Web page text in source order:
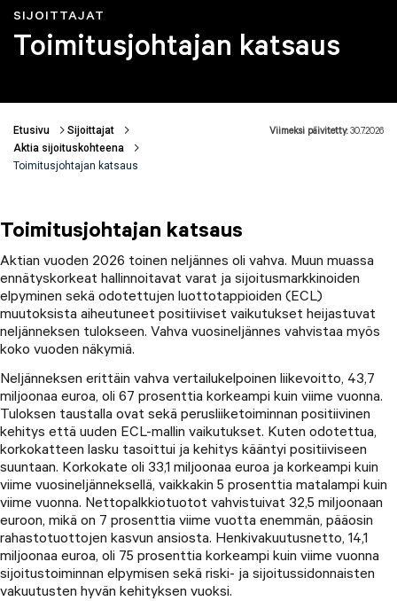
SIJOITTAJAT
Toimitusjohtajan katsaus
Murupolku
Etusivu
Sijoittajat
Aktia sijoituskohteena
Toimitusjohtajan katsaus
Viimeksi päivitetty:30.7.2026
Toimitusjohtajan katsaus
Aktian vuoden 2026 toinen neljännes oli vahva. Muun muassa
ennätyskorkeat hallinnoitavat varat ja sijoitusmarkkinoiden
elpyminen sekä odotettujen luottotappioiden (ECL)
muutoksista aiheutuneet positiiviset vaikutukset heijastuvat
neljänneksen tulokseen. Vahva vuosineljännes vahvistaa myös
koko vuoden näkymiä.
Neljänneksen erittäin vahva vertailukelpoinen liikevoitto, 43,7
miljoonaa euroa, oli 67 prosenttia korkeampi kuin viime vuonna.
Tuloksen taustalla ovat sekä perusliiketoiminnan positiivinen
kehitys että uuden ECL-mallin vaikutukset. Kuten odotettua,
korkokatteen lasku tasoittui ja kehitys kääntyi positiiviseen
suuntaan. Korkokate oli 33,1 miljoonaa euroa ja korkeampi kuin
viime vuosineljänneksellä, vaikkakin 5 prosenttia matalampi kuin
viime vuonna. Nettopalkkiotuotot vahvistuivat 32,5 miljoonaan
euroon, mikä on 7 prosenttia viime vuotta enemmän, pääosin
rahastotuottojen kasvun ansiosta. Henkivakuutusnetto, 14,1
miljoonaa euroa, oli 75 prosenttia korkeampi kuin viime vuonna
sijoitustoiminnan elpymisen sekä riski- ja sijoitussidonnaisten
vakuutusten hyvän kehityksen vuoksi.